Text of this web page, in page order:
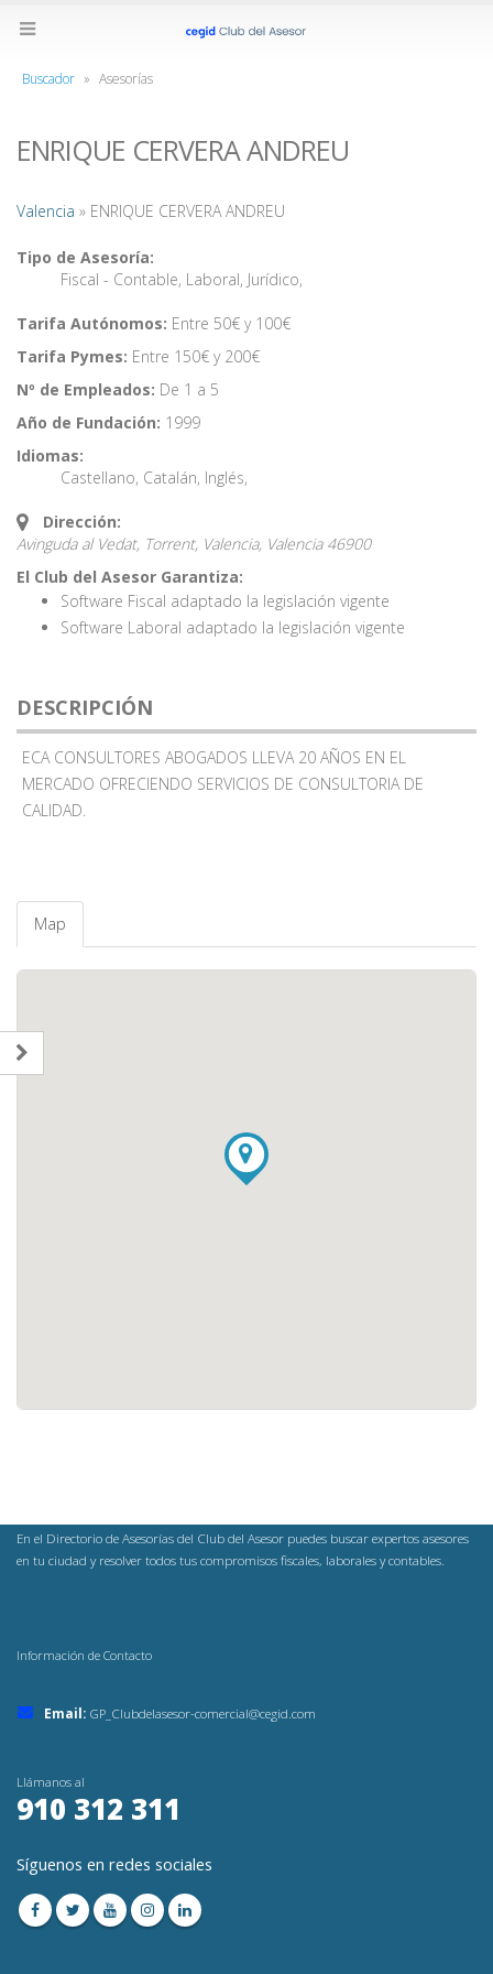
Buscador » Asesorías
ENRIQUE CERVERA ANDREU
Valencia » ENRIQUE CERVERA ANDREU
Tipo de Asesoría:
Fiscal - Contable, Laboral, Jurídico,
Tarifa Autónomos: Entre 50€ y 100€
Tarifa Pymes: Entre 150€ y 200€
Nº de Empleados: De 1 a 5
Año de Fundación: 1999
Idiomas:
Castellano, Catalán, Inglés,
Dirección:
Avinguda al Vedat, Torrent, Valencia, Valencia 46900
El Club del Asesor Garantiza:
Software Fiscal adaptado la legislación vigente
Software Laboral adaptado la legislación vigente
DESCRIPCIÓN
ECA CONSULTORES ABOGADOS LLEVA 20 AÑOS EN EL
MERCADO OFRECIENDO SERVICIOS DE CONSULTORIA DE
CALIDAD.
Map
En el Directorio de Asesorías del Club del Asesor puedes buscar expertos asesores
en tu ciudad y resolver todos tus compromisos fiscales, laborales y contables.
Información de Contacto
Email: GP_Clubdelasesor-comercial@cegid.com
Llámanos al
910 312 311
Síguenos en redes sociales